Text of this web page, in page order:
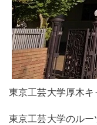
東京工芸大学厚木キ
東京工芸大学のル